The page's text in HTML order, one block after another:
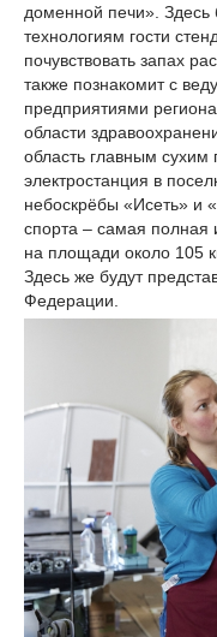
доменной печи».
технологиям гости
почувствовать запах
также познакомит с
предприятиями
области
область главным
электростанция в
небоскрёбы «Исеть» и
спорта – самая полная
на площади около 105
Здесь же будут
Федерации.